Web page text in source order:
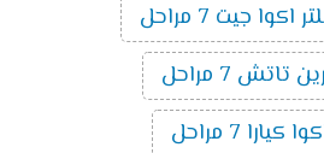
جيت 7 مراحل
تاتش 7 مراحل
كيارا 7 مراحل